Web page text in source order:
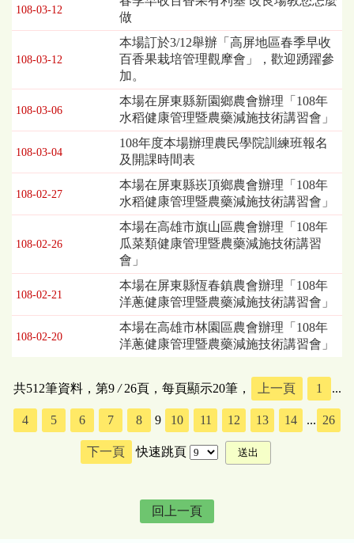
108-03-12
做
108-03-12
本場訂於3/12舉辦「高屏地區春季早收
百香果栽培管理觀摩會」，歡迎踴躍參
加。
108-03-06
本場在屏東縣新園鄉農會辦理「108年
水稻健康管理暨農藥減施技術講習會」
108-03-04
108年度本場辦理農民學院訓練班報名
及開課時間表
108-02-27
本場在屏東縣崁頂鄉農會辦理「108年
水稻健康管理暨農藥減施技術講習會」
108-02-26
本場在高雄市旗山區農會辦理「108年
瓜菜類健康管理暨農藥減施技術講習
會」
108-02-21
本場在屏東縣恆春鎮農會辦理「108年
洋蔥健康管理暨農藥減施技術講習會」
108-02-20
本場在高雄市林園區農會辦理「108年
洋蔥健康管理暨農藥減施技術講習會」
共512筆資料，第9/26頁，每頁顯示20筆， 上一頁 1 ...
4 5 6 7 8 9 10 11 12 13 14 ... 26
下一頁 快速跳頁
回上一頁